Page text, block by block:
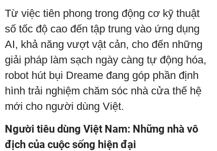
Từ việc tiên phong trong động cơ kỹ thuật
số tốc độ cao đến tập trung vào ứng dụng
AI, khả năng vượt vật cản, cho đến những
giải pháp làm sạch ngày càng tự động hóa,
robot hút bụi Dreame đang góp phần định
hình trải nghiệm chăm sóc nhà cửa thế hệ
mới cho người dùng Việt.
Người tiêu dùng Việt Nam: Những nhà vô
địch của cuộc sống hiện đại